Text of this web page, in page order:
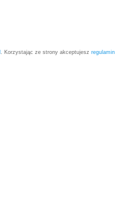
. Korzystając ze strony akceptujesz regulamin